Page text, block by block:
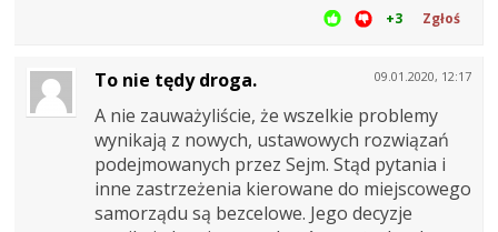
+3 Zgłoś
09.01.2020, 12:17
To nie tędy droga.
A nie zauważyliście, że wszelkie problemy
wynikają z nowych, ustawowych rozwiązań
podejmowanych przez Sejm. Stąd pytania i
inne zastrzeżenia kierowane do miejscowego
samorządu są bezcelowe. Jego decyzje